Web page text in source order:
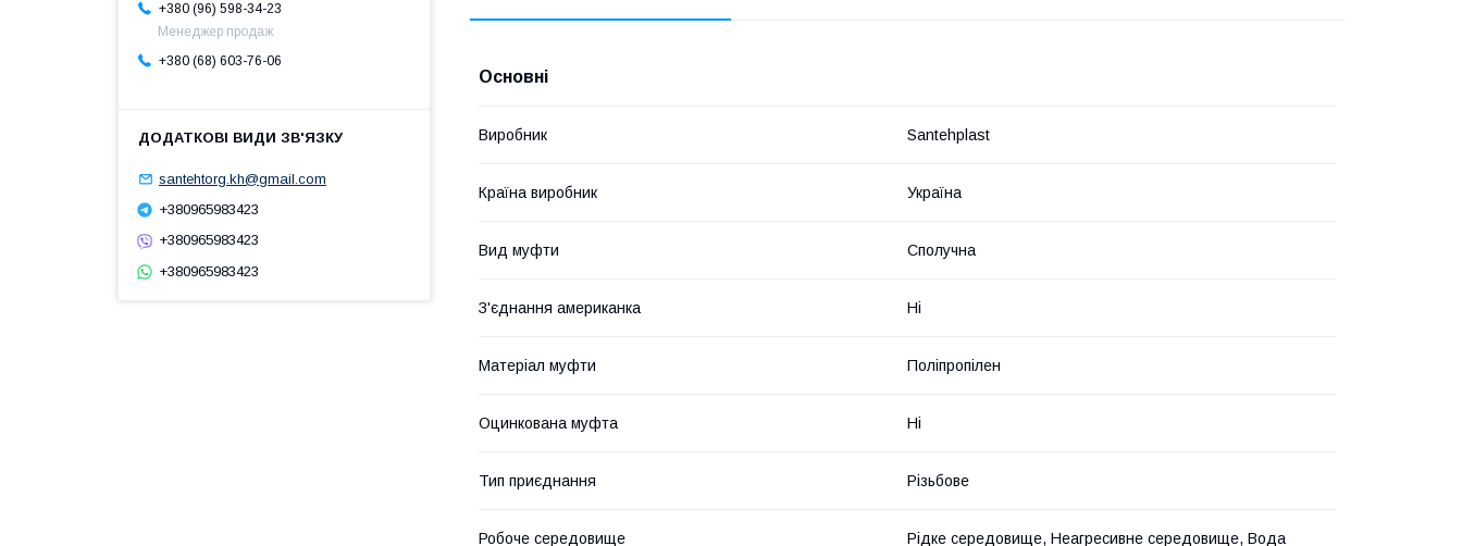
Основні
Виробник Santehplast
Країна виробник Україна
Вид муфти Сполучна
З'єднання американка Ні
Матеріал муфти Поліпропілен
Оцинкована муфта Ні
Тип приєднання Різьбове
Робоче середовище Рідке середовище, Неагресивне середовище, Вода
+380 (96) 598-34-23
Менеджер продаж
+380 (68) 603-76-06
santehtorg.kh@gmail.com
+380965983423
+380965983423
+380965983423